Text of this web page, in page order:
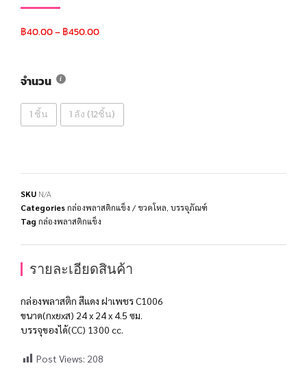
฿40.00–฿450.00
จำนวน
1 ชิ้น 1 ลัง (12ชิ้น)
SKU N/A
Categoriesกล่องพลาสติกแข็ง / ขวดโหล บรรจุภัณฑ์
Tag กล่องพลาสติกแข็ง
รายละเอียดสินค้า
กล่องพลาสติก สีแดง ฝาเพชร C1006
ขนาด(กxยxส) 24 x 24 x 4.5 ซม.
บรรจุของได้(CC) 1300 cc.
Post Views: 208